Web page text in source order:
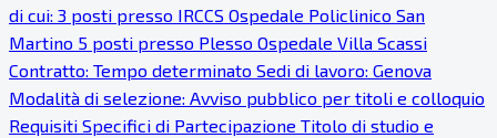
di cui: 3 posti presso IRCCS Ospedale Policlinico San
Martino 5 posti presso Plesso Ospedale Villa Scassi
Contratto: Tempo determinato Sedi di lavoro: Genova
Modalità di selezione: Avviso pubblico per titoli e colloquio
Requisiti Specifici di Partecipazione Titolo di studio e